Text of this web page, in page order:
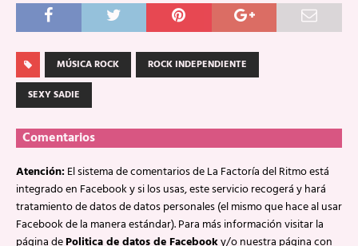
MÚSICA ROCK
ROCK INDEPENDIENTE
SEXY SADIE
Comentarios
Atención:El sistema de comentarios de La Factoría del Ritmo está
integrado en Facebook y si los usas, este servicio recogerá y hará
tratamiento de datos de datos personales (el mismo que hace al usar
Facebook de la manera estándar). Para más información visitar la